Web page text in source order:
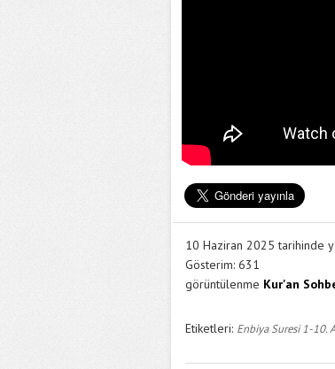
10 Haziran 2025 tarihinde
Gösterim: 631
görüntülenme Kur'an
Etiketleri: Enbiya Suresi 1-10.